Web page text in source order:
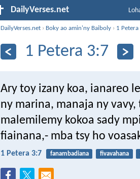
DailyVerses.net
DailyVerses.net › Boky ao amin'ny Baiboly › 1 Petera
1 Petera 3:7
Ary toy izany koa, ianareo
ny marina, manaja ny
malemilemy kokoa sady
fiainana,- mba tsy ho
1 Petera 3:7 fanambadiana fivavahana